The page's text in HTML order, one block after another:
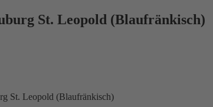
St. Leopold (Blaufränkisch)
St. Leopold (Blaufränkisch)